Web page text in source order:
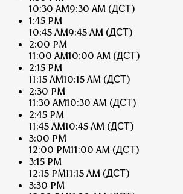
10:30 AM9:30 AM (ДСТ)
1:45 PM
10:45 AM9:45 AM (ДСТ)
2:00 PM
11:00 AM10:00 AM (ДСТ)
2:15 PM
11:15 AM10:15 AM (ДСТ)
2:30 PM
11:30 AM10:30 AM (ДСТ)
2:45 PM
11:45 AM10:45 AM (ДСТ)
3:00 PM
12:00 PM11:00 AM (ДСТ)
3:15 PM
12:15 PM11:15 AM (ДСТ)
3:30 PM